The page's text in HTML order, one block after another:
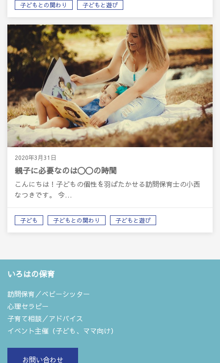
子どもとの関わり 子どもと遊び
2020年3月31日
親子に必要なのは〇〇の時間
こんにちは！子どもの個性を羽ばたかせる訪問保育士の小西
なつきです。 今…
子ども 子どもとの関わり 子どもと遊び
いろはの保育
訪問保育／ベビーシッター
心理セラピー
子育て相談／アドバイス
イベント主催（子ども、ママ向け）
お問い合わせ